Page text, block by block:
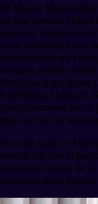
El Museo
de una versión virtual
espacios interiores
crear combinaciones
colocándolos en
avatares recién
históricas o
Katsushika Hokusai.
particularmente única
que rara vez se
Por otro lado, el
asociación con el
inmersivo dentro de
coleccionables